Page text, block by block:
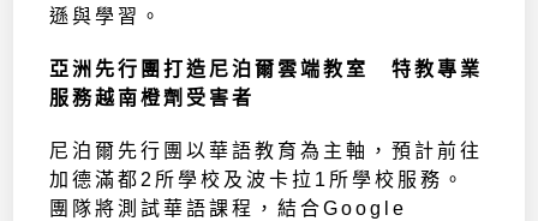
遜與學習。
亞洲先行團打造尼泊爾雲端教室 特教專業
服務越南橙劑受害者
尼泊爾先行團以華語教育為主軸，預計前往
加德滿都2所學校及波卡拉1所學校服務。
團隊將測試華語課程，結合Google